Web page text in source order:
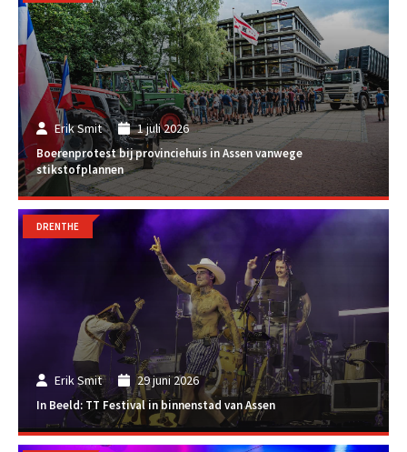
Erik Smit 1 juli 2026
Boerenprotest bij provinciehuis in Assen vanwege
stikstofplannen
Erik Smit 29 juni 2026
In Beeld: TT Festival in binnenstad van Assen
DRENTHE